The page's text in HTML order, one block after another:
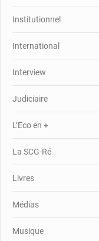
Institutionnel
International
Interview
Judiciaire
L’Eco en +
La SCG-Ré
Livres
Médias
Musique